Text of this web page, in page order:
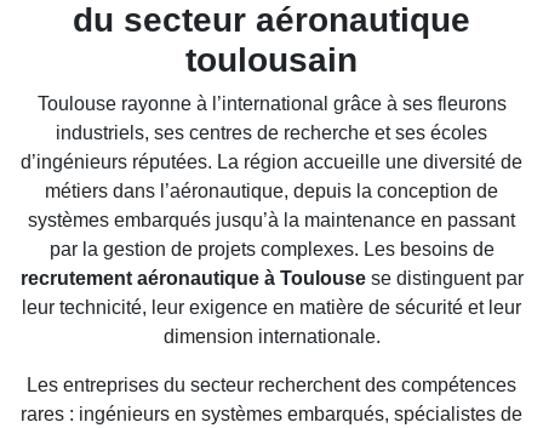
du secteur aéronautique
toulousain
Toulouse rayonne à l’international grâce à ses fleurons
industriels, ses centres de recherche et ses écoles
d’ingénieurs réputées. La région accueille une diversité de
métiers dans l’aéronautique, depuis la conception de
systèmes embarqués jusqu’à la maintenance en passant
par la gestion de projets complexes. Les besoins de
recrutement aéronautique à Toulousese distinguent par
leur technicité, leur exigence en matière de sécurité et leur
dimension internationale.
Les entreprises du secteur recherchent des compétences
rares : ingénieurs en systèmes embarqués, spécialistes de